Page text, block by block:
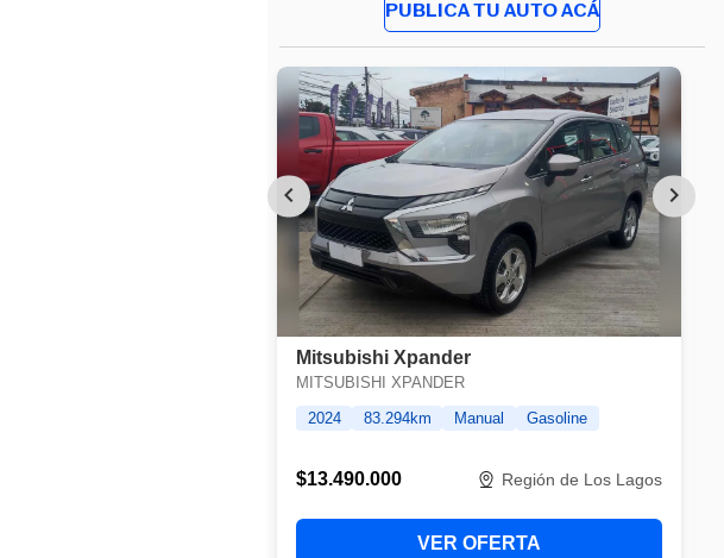
PUBLICA TU AUTO ACÁ